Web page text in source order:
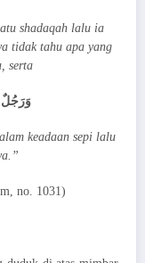
shadaqah lalu ia
tidak tahu apa yang
serta
وَرَجُلٌ
keadaan sepi lalu
no. 1031)